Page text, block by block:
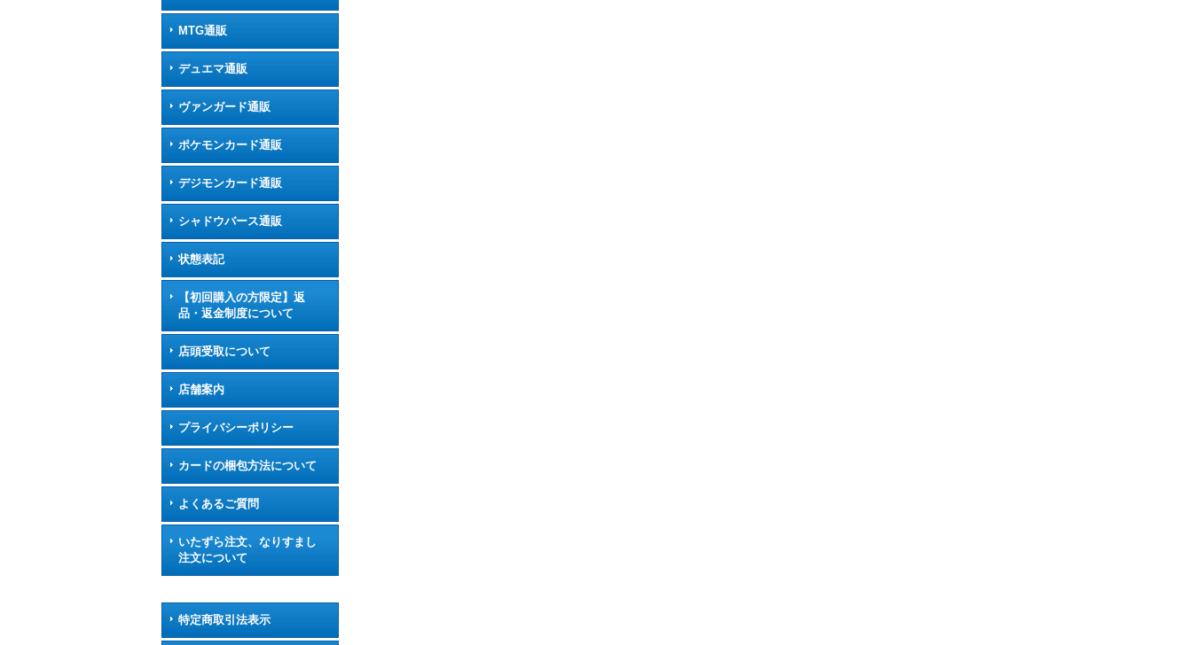
MTG通販
デュエマ通販
ヴァンガード通販
ポケモンカード通販
デジモンカード通販
シャドウバース通販
状態表記
【初回購入の方限定】返
品・返金制度について
店頭受取について
店舗案内
プライバシーポリシー
カードの梱包方法について
よくあるご質問
いたずら注文、なりすまし
注文について
特定商取引法表示